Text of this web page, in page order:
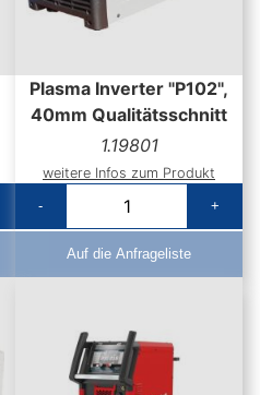
Plasma Inverter "P102",
40mm Qualitätsschnitt
1.19801
weitere Infos zum Produkt
-
+
Auf die Anfrageliste